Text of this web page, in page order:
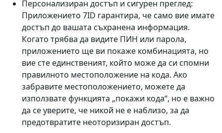
Персонализиран достъп и сигурен преглед:
Приложението 7ID гарантира, че само вие имате
достъп до вашата съхранена информация.
Когато трябва да видите ПИН или парола,
приложението ще ви покаже комбинацията, но
вие сте единственият, който може да си спомни
правилното местоположение на кода. Ако
забравите местоположението, можете да
използвате функцията „покажи кода“, но е важно
да се уверите, че никой не е наблизо, за да
предотвратите неоторизиран достъп.